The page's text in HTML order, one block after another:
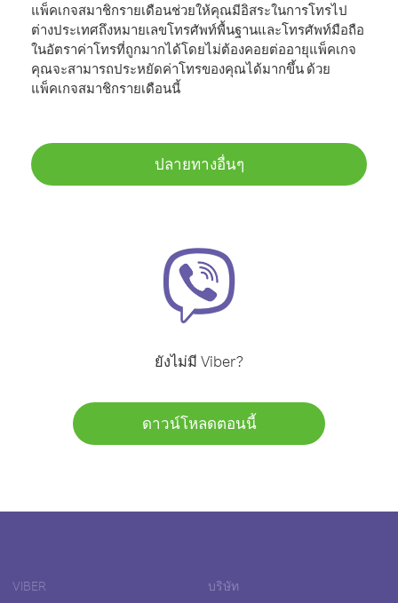
แพ็คเกจสมาชิกรายเดือนช่วยให้คุณมีอิสระในการโทรไป
ต่างประเทศถึงหมายเลขโทรศัพท์พื้นฐานและโทรศัพท์มือถือ
ในอัตราค่าโทรที่ถูกมากได้โดยไม่ต้องคอยต่ออายุแพ็คเกจ
คุณจะสามารถประหยัดค่าโทรของคุณได้มากขึ้น ด้วย
แพ็คเกจสมาชิกรายเดือนนี้
ปลายทางอื่นๆ
ยังไม่มี Viber?
ดาวน์โหลดตอนนี้
VIBER บริษัท